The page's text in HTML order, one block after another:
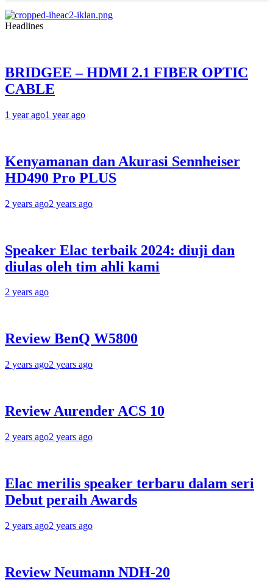
Headlines
BRIDGEE – HDMI 2.1 FIBER OPTIC
CABLE
1 year ago1 year ago
Kenyamanan dan Akurasi Sennheiser
HD490 Pro PLUS
2 years ago2 years ago
Speaker Elac terbaik 2024: diuji dan
diulas oleh tim ahli kami
2 years ago
Review BenQ W5800
2 years ago2 years ago
Review Aurender ACS 10
2 years ago2 years ago
Elac merilis speaker terbaru dalam seri
Debut peraih Awards
2 years ago2 years ago
Review Neumann NDH-20